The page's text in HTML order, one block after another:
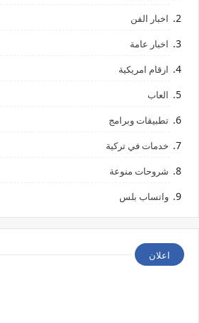
اخبار الفن
اخبار عامة
ارقام امريكية
العاب
تطبيقات وبرامج
خدمات في تركية
شروحات منوعة
واتساب بلس
اعلان